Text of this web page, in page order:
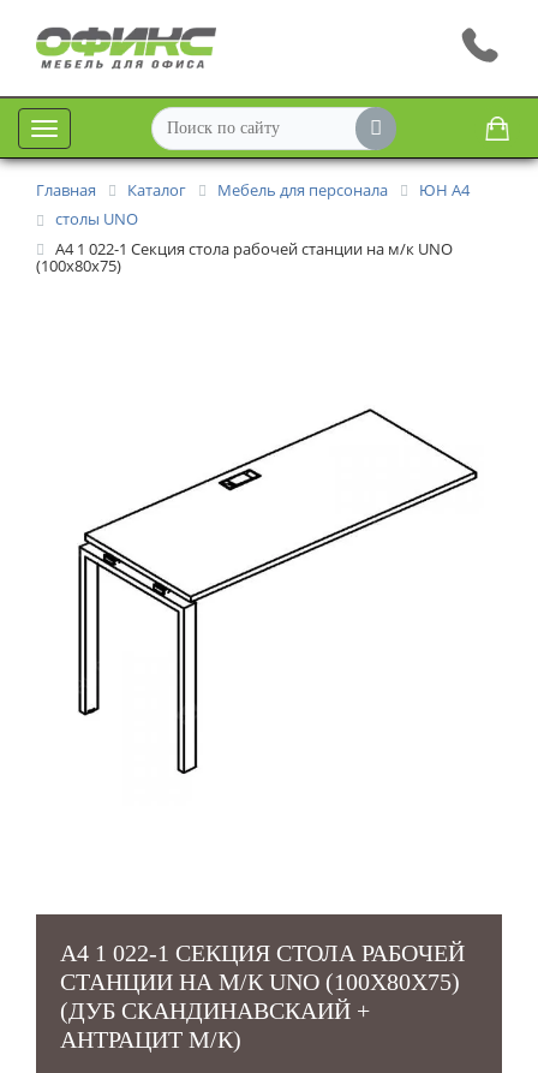
Меню
Главная Каталог Мебель для персонала
ЮН А4
столы UNO
A4 1 022-1 Секция стола рабочей станции на м/к UNO
(100x80x75)
A4 1 022-1 СЕКЦИЯ СТОЛА РАБОЧЕЙ
СТАНЦИИ НА М/К UNO (100X80X75)
(ДУБ СКАНДИНАВСКАИЙ +
АНТРАЦИТ М/К)